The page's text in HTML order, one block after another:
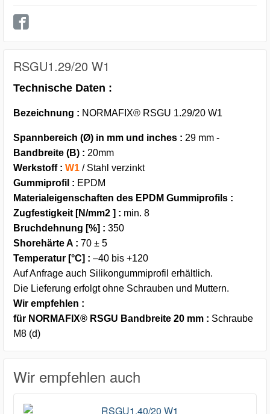
RSGU1.29/20 W1
Technische Daten :
Bezeichnung : NORMAFIX® RSGU 1.29/20 W1
Spannbereich (Ø) in mm und inches : 29 mm -
Bandbreite (B) : 20mm
Werkstoff : W1 / Stahl verzinkt
Gummiprofil : EPDM
Materialeigenschaften des EPDM Gummiprofils :
Zugfestigkeit [N/mm2 ] : min. 8
Bruchdehnung [%] : 350
Shorehärte A : 70 ± 5
Temperatur [°C] : –40 bis +120
Auf Anfrage auch Silikongummiprofil erhältlich.
Die Lieferung erfolgt ohne Schrauben und Muttern.
Wir empfehlen :
für NORMAFIX® RSGU Bandbreite 20 mm : Schraube
M8 (d)
Wir empfehlen auch